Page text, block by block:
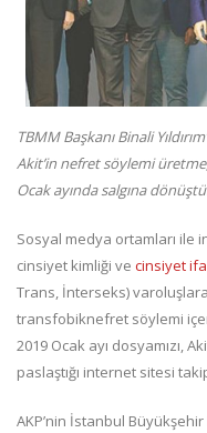
TBMM Başkanı Binali
Akit’in nefret söylemi
Ocak ayında salgına
Sosyal medya ortamları ile
cinsiyet kimliği ve cinsiyet
Trans, İnterseks)
transfobiknefret söylemi
2019 Ocak ayı dosyamızı,
paslaştığı internet sitesi
AKP’nin İstanbul